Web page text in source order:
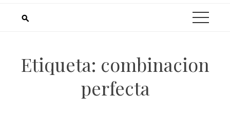
Etiqueta: combinacion
perfecta